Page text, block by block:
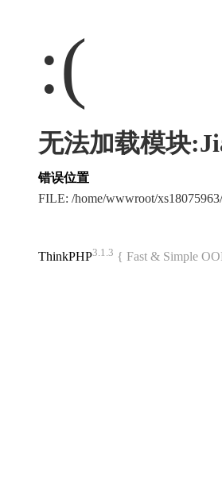
:(
无法加载模块
错误位置
FILE: /home/wwwroot/
ThinkPHP3.1.3 { Fast & Simple